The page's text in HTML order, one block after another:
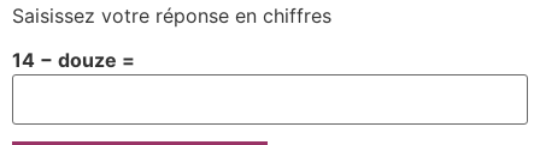
Saisissez votre réponse en chiffres
14 − douze =